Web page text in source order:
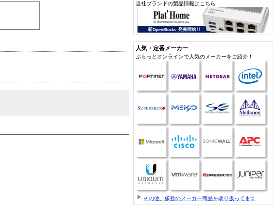
当社ブランドの製品情報はこちら
人気・定番メーカー
ぷらっとオンラインで人気のメーカーをご紹介！
その他、多数のメーカー商品を取り扱ってます